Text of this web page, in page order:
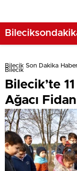
Bilecik Son Dakika
Bilecik
Bilecik’te
Ağacı